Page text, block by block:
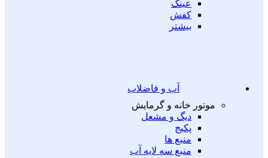
عینک
کفش
بیشتر
آب و فاضلاب
موتور خانه و گرمایش
دیگ و مشعل
پکیج
منبع ها
منبع سه لایه آب